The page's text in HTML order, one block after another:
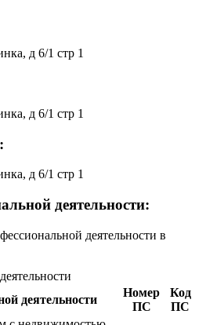
д 6/1 стр 1
д 6/1 стр 1
д 6/1 стр 1
деятельности:
деятельности в
деятельности
Номер
ПС
Код
ПС